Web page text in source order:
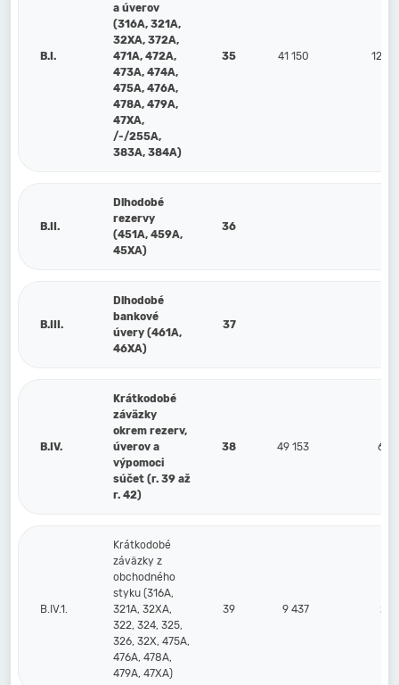
B.I.
a úverov
(316A, 321A,
32XA, 372A,
471A, 472A,
473A, 474A,
475A, 476A,
478A, 479A,
47XA,
/-/255A,
383A, 384A)
35 41 150 128
B.II.
Dlhodobé
rezervy
(451A, 459A,
45XA)
36
B.III.
Dlhodobé
bankové
úvery (461A,
46XA)
37
B.IV.
Krátkodobé
záväzky
okrem rezerv,
úverov a
výpomoci
súčet (r. 39 až
r. 42)
38 49 153 63
B.IV.1.
Krátkodobé
záväzky z
obchodného
styku (316A,
321A, 32XA,
322, 324, 325,
326, 32X, 475A,
476A, 478A,
479A, 47XA)
39 9 437 21